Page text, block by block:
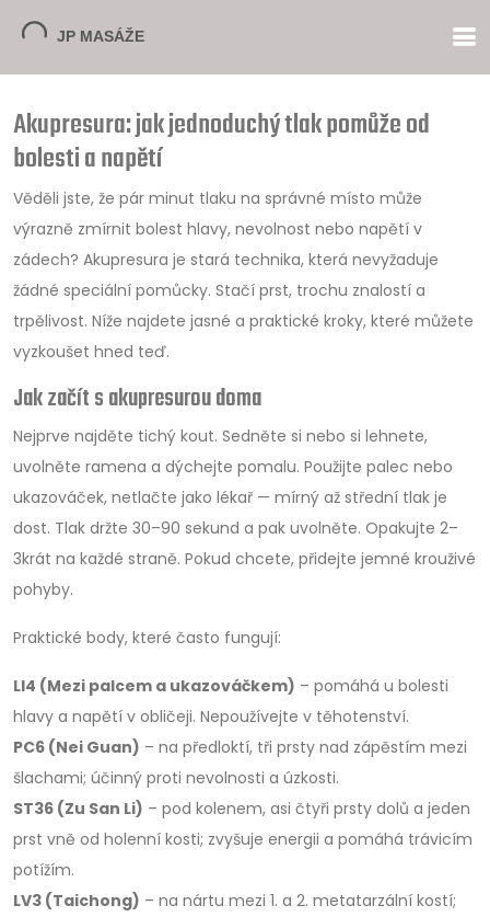
Akupresura: jak jednoduchý tlak pomůže od
bolesti a napětí
Věděli jste, že pár minut tlaku na správné místo může
výrazně zmírnit bolest hlavy, nevolnost nebo napětí v
zádech? Akupresura je stará technika, která nevyžaduje
žádné speciální pomůcky. Stačí prst, trochu znalostí a
trpělivost. Níže najdete jasné a praktické kroky, které můžete
vyzkoušet hned teď.
Jak začít s akupresurou doma
Nejprve najděte tichý kout. Sedněte si nebo si lehnete,
uvolněte ramena a dýchejte pomalu. Použijte palec nebo
ukazováček, netlačte jako lékař — mírný až střední tlak je
dost. Tlak držte 30–90 sekund a pak uvolněte. Opakujte 2–
3krát na každé straně. Pokud chcete, přidejte jemné krouživé
pohyby.
Praktické body, které často fungují:
LI4 (Mezi palcem a ukazováčkem) – pomáhá u bolesti
hlavy a napětí v obličeji. Nepoužívejte v těhotenství.
PC6 (Nei Guan) – na předloktí, tři prsty nad zápěstím mezi
šlachami; účinný proti nevolnosti a úzkosti.
ST36 (Zu San Li) – pod kolenem, asi čtyři prsty dolů a jeden
prst vně od holenní kosti; zvyšuje energii a pomáhá trávicím
potížím.
LV3 (Taichong) – na nártu mezi 1. a 2. metatarzální kostí;